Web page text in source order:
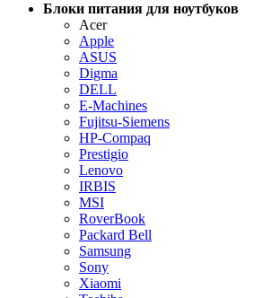
Блоки питания для ноутбуков
Acer
Apple
ASUS
Digma
DELL
E-Machines
Fujitsu-Siemens
HP-Compaq
Prestigio
Lenovo
IRBIS
MSI
RoverBook
Packard Bell
Samsung
Sony
Xiaomi